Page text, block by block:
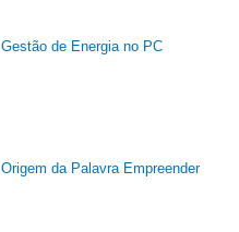
Gestão de Energia no PC
Origem da Palavra Empreender